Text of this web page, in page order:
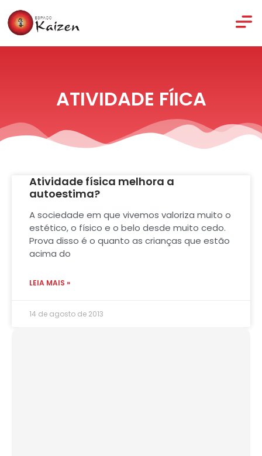
ATIVIDADE FÍICA
Atividade física melhora a
autoestima?
A sociedade em que vivemos valoriza muito o
estético, o físico e o belo desde muito cedo.
Prova disso é o quanto as crianças que estão
acima do
LEIA MAIS »
14 de agosto de 2013